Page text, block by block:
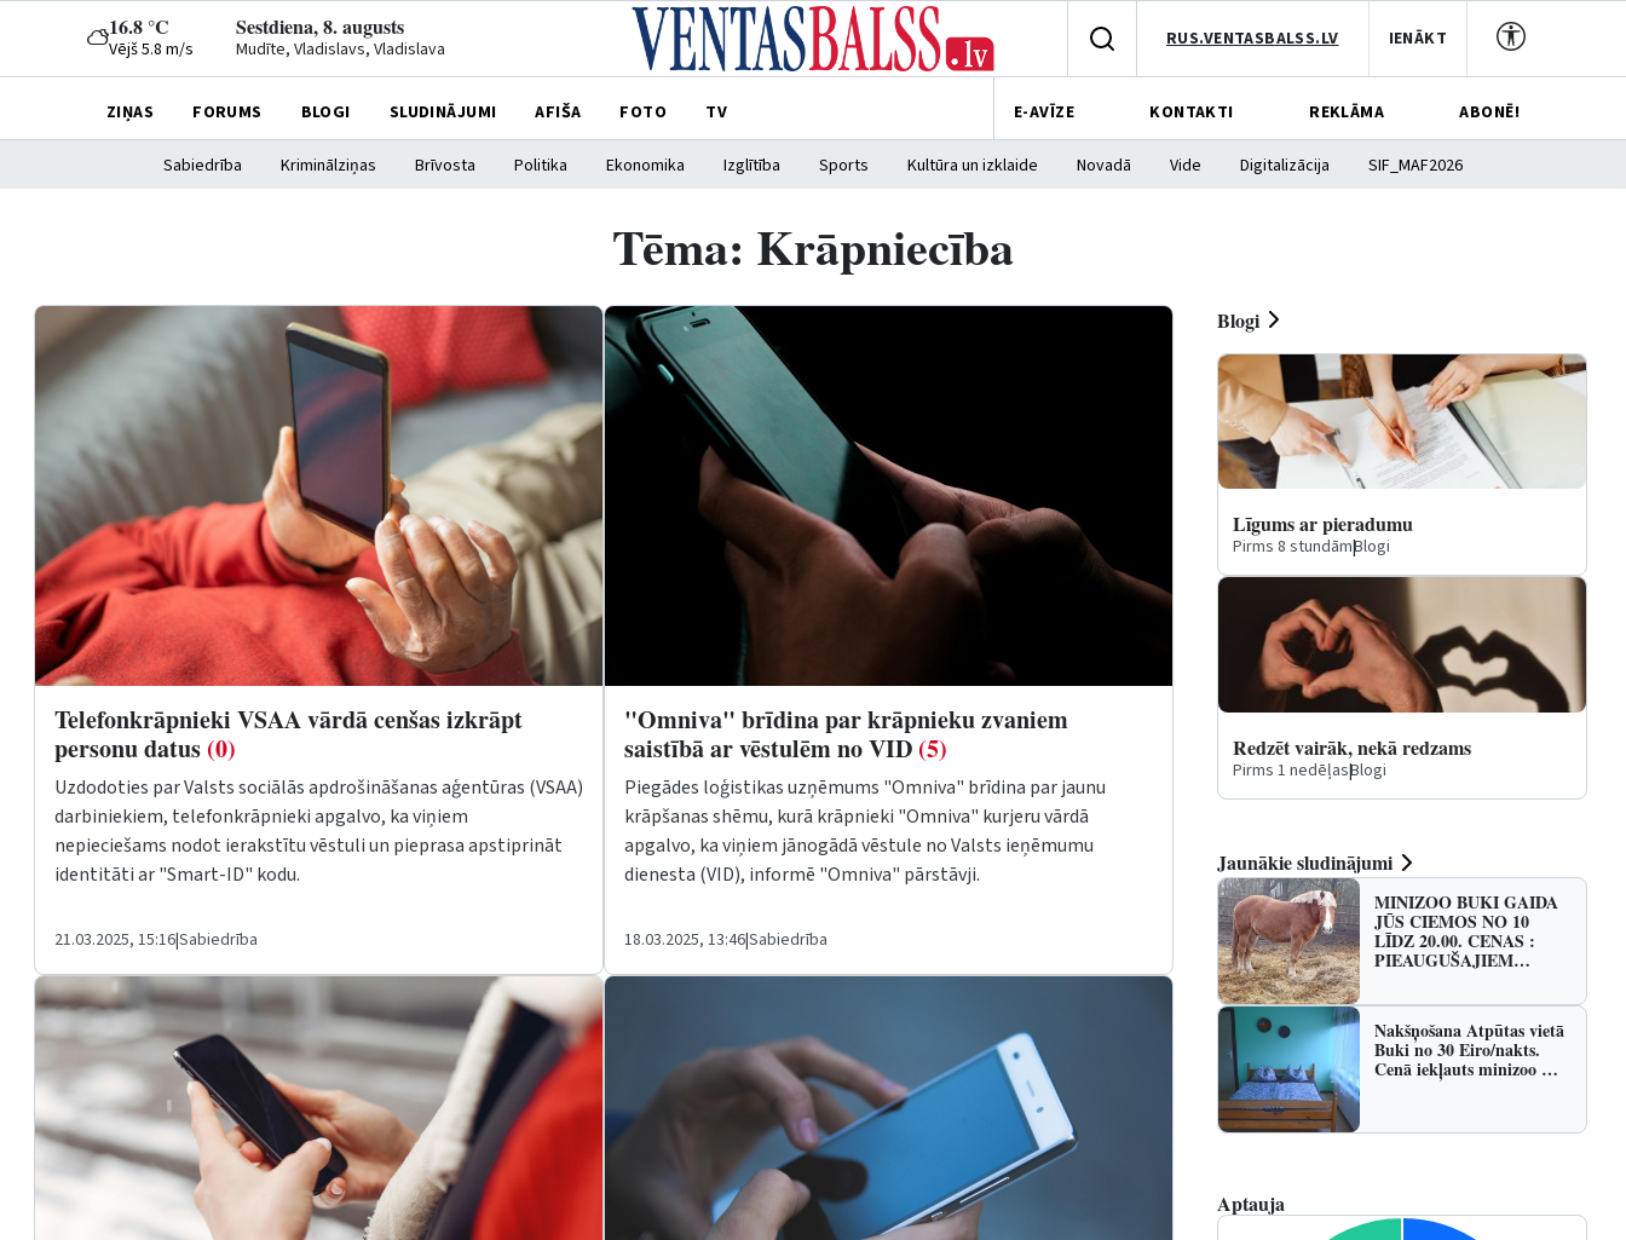
16.8 °C
Vējš 5.8 m/s
Sestdiena, 8. augusts
Mudīte, Vladislavs, Vladislava RUS.VENTASBALSS.LV IENĀKT
ZIŅAS FORUMS BLOGI SLUDINĀJUMI AFIŠA FOTO TV E-AVĪZE KONTAKTI REKLĀMA ABONĒ!
Sabiedrība Kriminālziņas Brīvosta Politika Ekonomika Izglītība Sports Kultūra un izklaide Novadā Vide Digitalizācija SIF_MAF2026
Tēma: Krāpniecība
Telefonkrāpnieki VSAA vārdā cenšas izkrāpt
personu datus (0)
Uzdodoties par Valsts sociālās apdrošināšanas aģentūras (VSAA)
darbiniekiem, telefonkrāpnieki apgalvo, ka viņiem
nepieciešams nodot ierakstītu vēstuli un pieprasa apstiprināt
identitāti ar "Smart-ID" kodu.
21.03.2025, 15:16|Sabiedrība
"Omniva" brīdina par krāpnieku zvaniem
saistībā ar vēstulēm no VID (5)
Piegādes loģistikas uzņēmums "Omniva" brīdina par jaunu
krāpšanas shēmu, kurā krāpnieki "Omniva" kurjeru vārdā
apgalvo, ka viņiem jānogādā vēstule no Valsts ieņēmumu
dienesta (VID), informē "Omniva" pārstāvji.
18.03.2025, 13:46|Sabiedrība
Blogi
Līgums ar pieradumu
Pirms 8 stundām|Blogi
Redzēt vairāk, nekā redzams
Pirms 1 nedēļas|Blogi
Jaunākie sludinājumi
MINIZOO BUKI GAIDA
JŪS CIEMOS NO 10
LĪDZ 20.00. CENAS :
PIEAUGUŠAJIEM…
Nakšņošana Atpūtas vietā
Buki no 30 Eiro/nakts.
Cenā iekļauts minizoo …
Aptauja